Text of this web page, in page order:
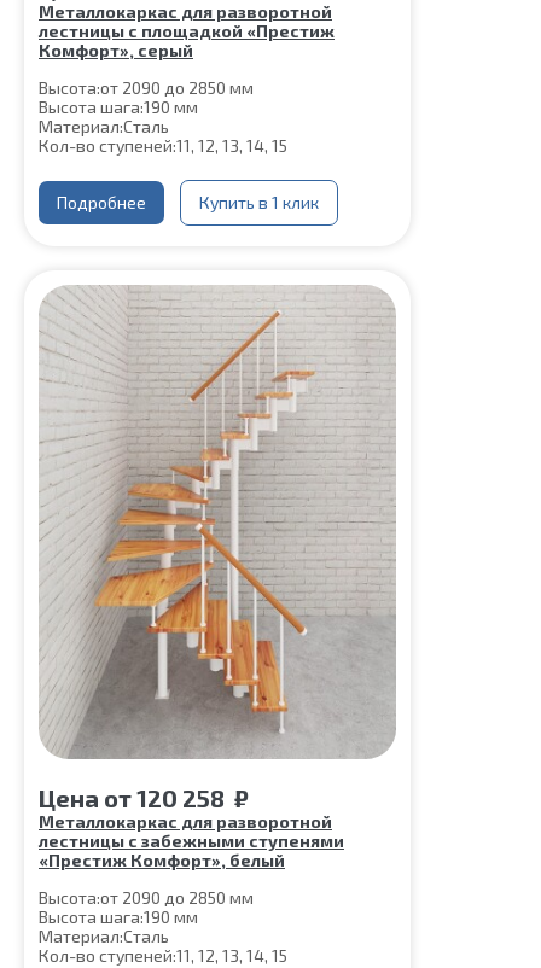
Металлокаркас для разворотной
лестницы с площадкой «Престиж
Комфорт», серый
Высота:от 2090 до 2850 мм
Высота шага:190 мм
Материал:Сталь
Кол-во ступеней:11, 12, 13, 14, 15
Подробнее Купить в 1 клик
Цена от120 258 ₽
Металлокаркас для разворотной
лестницы с забежными ступенями
«Престиж Комфорт», белый
Высота:от 2090 до 2850 мм
Высота шага:190 мм
Материал:Сталь
Кол-во ступеней:11, 12, 13, 14, 15